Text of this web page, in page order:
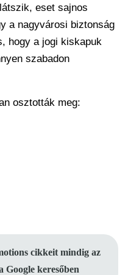
eset sajnos
a nagyvárosi biztonság
hogy a jogi kiskapuk
szabadon
osztották meg:
cikkeit mindig az
Google keresőben